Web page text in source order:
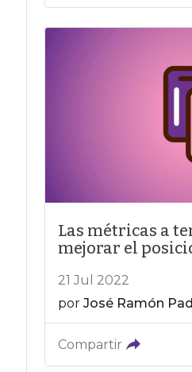
Las métricas a
mejorar el
21 Jul 2022
por José Ramón
Compartir